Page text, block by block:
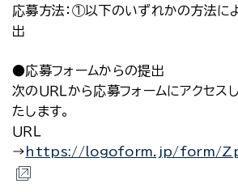
応募方法：①以下のいずれかの方法に
出
●応募フォームからの提出
次のＵＲＬから応募フォームにアクセス
たします。
ＵＲＬ
→ https://logoform.jp/form/